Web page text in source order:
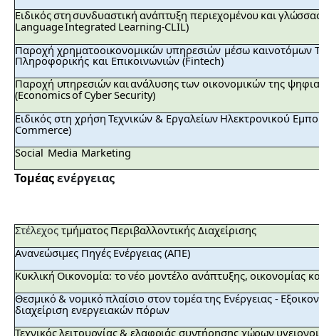
Ειδικόςστησυνδυαστική ανάπτυξη περιεχομένου και
LanguageIntegrated Learning-CLIL)
Παροχή χρηματοοικονομικών υπηρεσιών μέσω καινοτόμων
Πληροφορικής και Επικοινωνιών (Fintech)
Παροχή υπηρεσιών καιανάλυσηςτων οικονομικών της
(EconomicsofCyberSecurity)
Ειδικός στη χρήση Τεχνικών & Εργαλείων Ηλεκτρονικού
Commerce)
Social Media Marketing
Τομέαςενέργειας
Στέλεχος τμήματος Περιβαλλοντικής Διαχείρισης
Ανανεώσιμες Πηγές Ενέργειας (ΑΠΕ)
Κυκλική Οικονομία: το νέο μοντέλο ανάπτυξης, οικονομίας
Θεσμικό & νομικό πλαίσιο στοντομέατης Ενέργειας -
διαχείριση ενεργειακών πόρων
Τεχνικόςλειτουργίας& ελαφριάς συντήρησης χώρων